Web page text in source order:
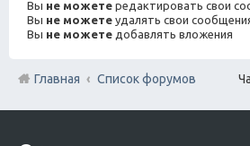
Вы не можете редактировать свои
Вы не можете удалять свои
Вы не можете добавлять вложения
Главная Список форумов